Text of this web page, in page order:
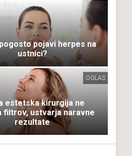
pojavi herpes na
ustnici?
OGLAS
estetska kirurgija ne
filtrov, ustvarja naravne
rezultate